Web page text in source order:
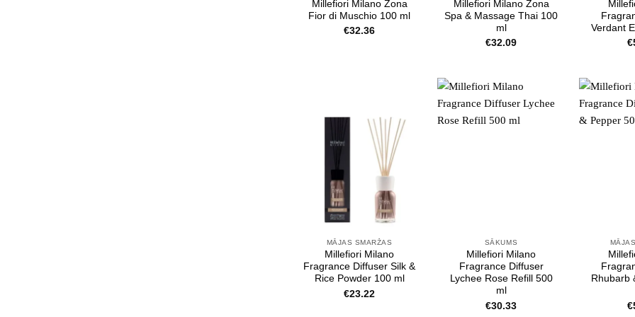
Millefiori Milano Zona
Fior di Muschio 100 ml
€32.36
Millefiori Milano Zona
Spa & Massage Thai 100
ml
€32.09
Verdant
€
MĀJAS SMARŽAS
Millefiori Milano
Fragrance Diffuser Silk &
Rice Powder 100 ml
€23.22
SĀKUMS
Millefiori Milano
Fragrance Diffuser
Lychee Rose Refill 500
ml
€30.33
Rhubarb
€